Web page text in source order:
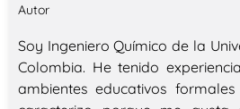
Autor
Soy Ingeniero Químico de la
Colombia. He tenido
ambientes educativos